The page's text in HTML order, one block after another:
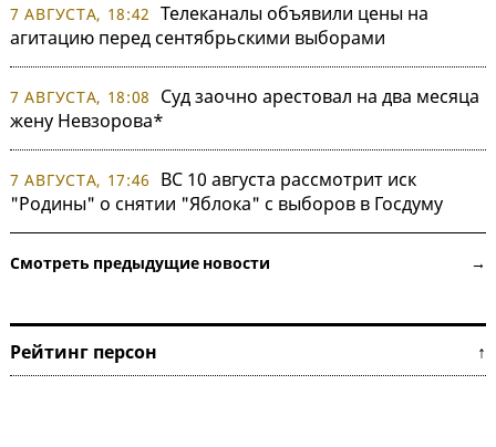
7 АВГУСТА, 18:42 Телеканалы объявили цены на
агитацию перед сентябрьскими выборами
7 АВГУСТА, 18:08
Суд заочно арестовал на два месяца
жену Невзорова*
7 АВГУСТА, 17:46
ВС 10 августа рассмотрит иск
"Родины" о снятии "Яблока" с выборов в Госдуму
Смотреть предыдущие новости →
Рейтинг персон ↑